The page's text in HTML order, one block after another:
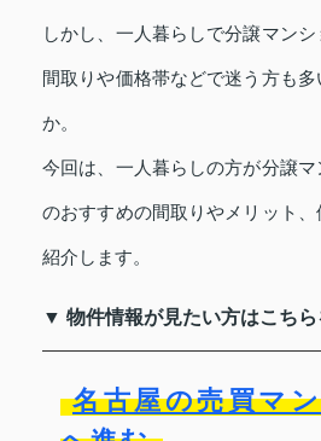
しかし、一人暮らしで分譲マンシ
間取りや価格帯などで迷う方も多
か。
今回は、一人暮らしの方が分譲
のおすすめの間取りやメリット
紹介します。
▼ 物件情報が見たい方はこち
名古屋の売買マ